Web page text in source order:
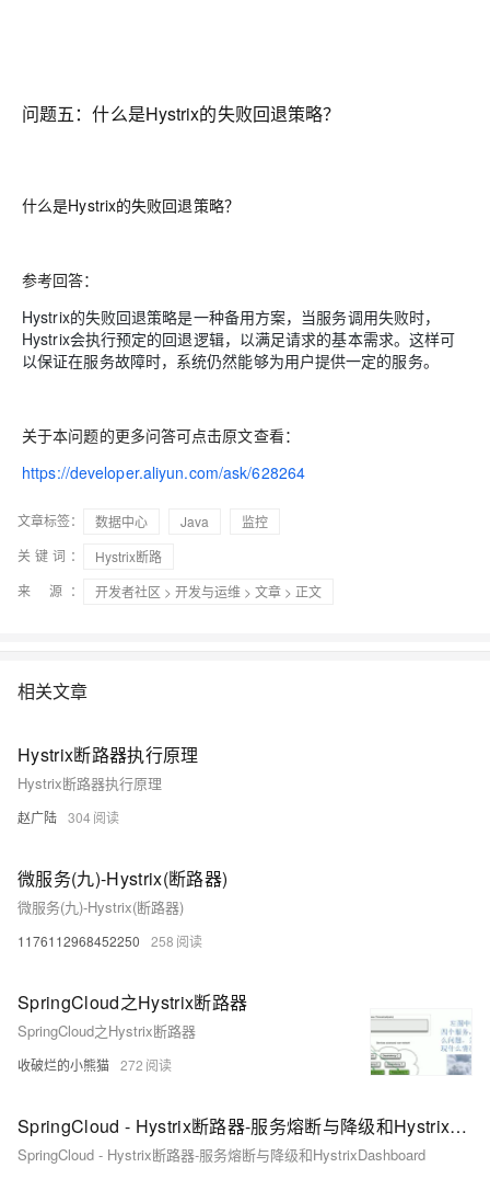
问题五：什么是Hystrix的失败回退策略？
什么是Hystrix的失败回退策略？
参考回答：
Hystrix的失败回退策略是一种备用方案，当服务调用失败时，
Hystrix会执行预定的回退逻辑，以满足请求的基本需求。这样可
以保证在服务故障时，系统仍然能够为用户提供一定的服务。
关于本问题的更多问答可点击原文查看：
https://developer.aliyun.com/ask/628264
文章标签： 数据中心 Java
监控
关键词：
Hystrix断路
来 源：
开发者社区 > 开发与运维 > 文章 > 正文
相关文章
Hystrix断路器执行原理
Hystrix断路器执行原理
赵广陆 304
微服务(九)-Hystrix(断路器)
微服务(九)-Hystrix(断路器)
1176112968452250 258
SpringCloud之Hystrix断路器
SpringCloud之Hystrix断路器
收破烂的小熊猫 272
SpringCloud - Hystrix断路器-服务熔断与降级和HystrixDashboard
SpringCloud - Hystrix断路器-服务熔断与降级和HystrixDashboard